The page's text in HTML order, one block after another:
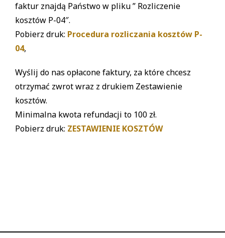
faktur znajdą Państwo w pliku ” Rozliczenie
kosztów P-04″.
Pobierz druk: Procedura rozliczania kosztów P-
04,
Wyślij do nas opłacone faktury, za które chcesz
otrzymać zwrot wraz z drukiem Zestawienie
kosztów.
Minimalna kwota refundacji to 100 zł.
Pobierz druk: ZESTAWIENIE KOSZTÓW